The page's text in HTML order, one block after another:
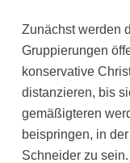
Zunächst werden
Gruppierungen
konservative
distanzieren, bis
gemäßigteren
beispringen, in
Schneider zu sein.